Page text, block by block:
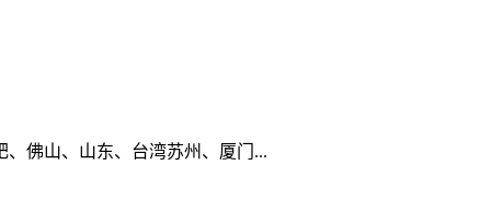
佛山、山东、台湾苏州、厦门...